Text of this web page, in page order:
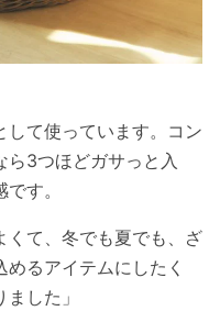
して使っています。コン
ら3つほどガサっと入
す。
くて、冬でも夏でも、ざ
るアイテムにしたく
した」